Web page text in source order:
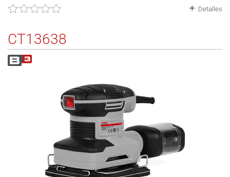
Detalles
CT13638